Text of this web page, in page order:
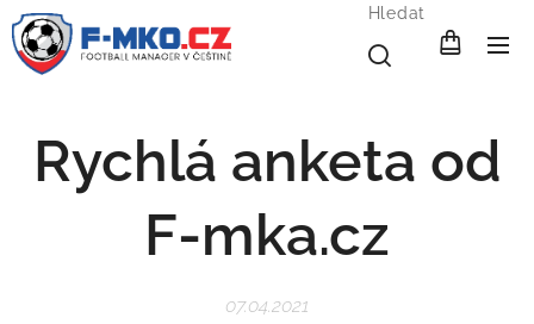
Hledat
Rychlá anketa od
F-mka.cz
07.04.2021